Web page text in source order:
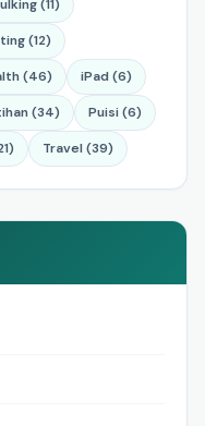
(11)
(12)
(46) iPad (6)
(34) Puisi (6)
Travel (39)